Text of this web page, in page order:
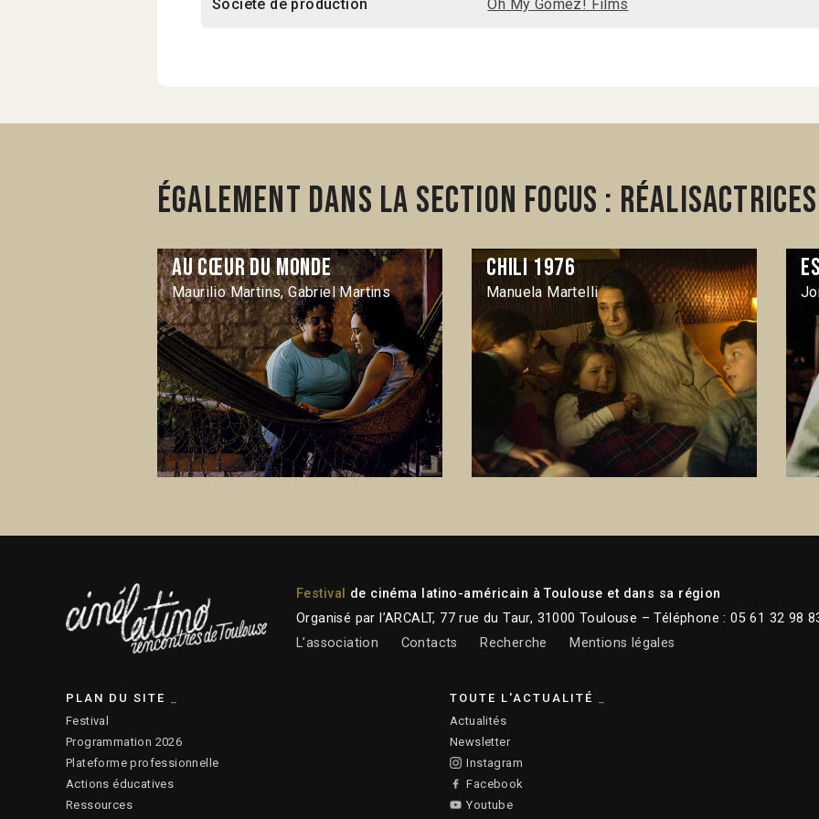
Société de production Oh My Gomez! Films
Également dans la section Focus :
Au cœur du monde
Maurilio Martins, Gabriel Martins
Chili 1976
Manuela Martelli
Festival
de cinéma latino-américain à Toulouse et dans sa région
Organisé par l’ARCALT, 77 rue du Taur, 31000 Toulouse – Téléphone : 05 61 32 98
L’association
Contacts Recherche Mentions légales
PLAN DU SITE
Festival
Programmation 2026
Plateforme professionnelle
Actions éducatives
Ressources
TOUTE L'ACTUALITÉ
Actualités
Newsletter
Instagram
Facebook
Youtube